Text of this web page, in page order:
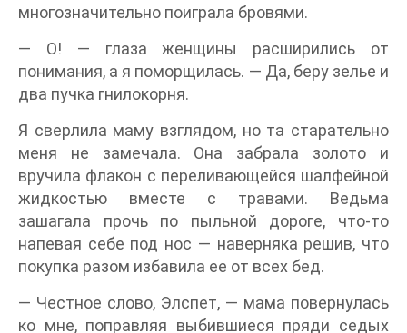
многозначительно поиграла бровями.
— О! — глаза женщины расширились от
понимания, а я поморщилась. — Да, беру зелье и
два пучка гнилокорня.
Я сверлила маму взглядом, но та старательно
меня не замечала. Она забрала золото и
вручила флакон с переливающейся шалфейной
жидкостью вместе с травами. Ведьма
зашагала прочь по пыльной дороге, что-то
напевая себе под нос — наверняка решив, что
покупка разом избавила ее от всех бед.
— Честное слово, Элспет, — мама повернулась
ко мне, поправляя выбившиеся пряди седых